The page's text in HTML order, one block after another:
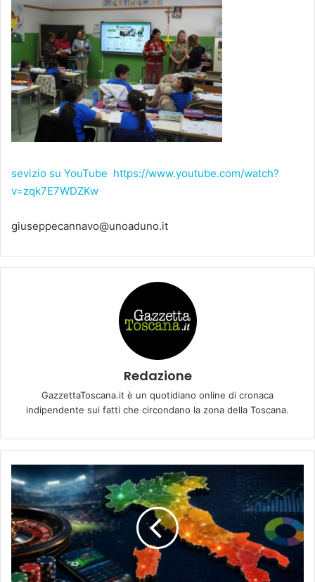
sevizio su YouTube https://www.youtube.com/watch?
v=zqk7E7WDZKw
giuseppecannavo@unoaduno.it
Redazione
GazzettaToscana.it è un quotidiano online di cronaca
indipendente sui fatti che circondano la zona della Toscana.
L
a
T
o
s
c
a
n